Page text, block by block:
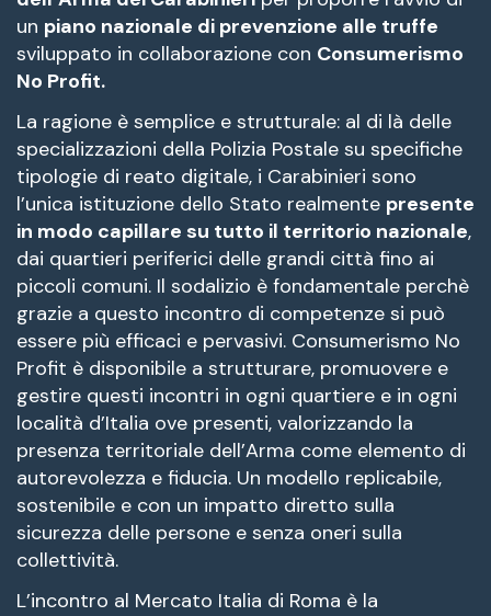
un piano nazionale di prevenzione alle truffe
sviluppato in collaborazione con Consumerismo
No Profit.
La ragione è semplice e strutturale: al di là delle
specializzazioni della Polizia Postale su specifiche
tipologie di reato digitale, i Carabinieri sono
l’unica istituzione dello Stato realmente presente
in modo capillare su tutto il territorio nazionale,
dai quartieri periferici delle grandi città fino ai
piccoli comuni. Il sodalizio è fondamentale perchè
grazie a questo incontro di competenze si può
essere più efficaci e pervasivi. Consumerismo No
Profit è disponibile a strutturare, promuovere e
gestire questi incontri in ogni quartiere e in ogni
località d’Italia ove presenti, valorizzando la
presenza territoriale dell’Arma come elemento di
autorevolezza e fiducia. Un modello replicabile,
sostenibile e con un impatto diretto sulla
sicurezza delle persone e senza oneri sulla
collettività.
L’incontro al Mercato Italia di Roma è la